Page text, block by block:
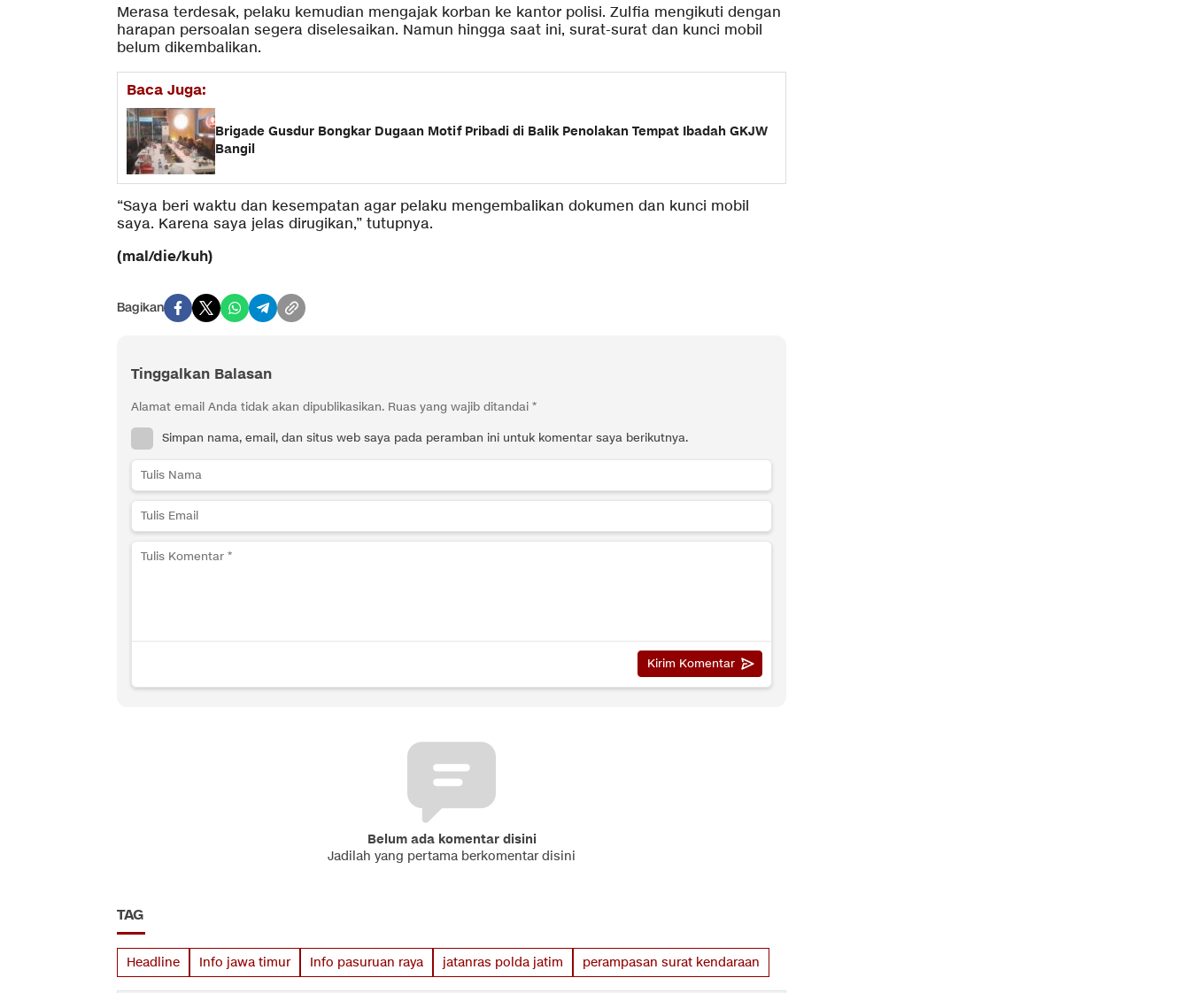
Merasa terdesak, pelaku kemudian mengajak korban ke kantor polisi. Zulfia mengikuti dengan
harapan persoalan segera diselesaikan. Namun hingga saat ini, surat-surat dan kunci mobil
belum dikembalikan.
Baca Juga:
Brigade Gusdur Bongkar Dugaan Motif Pribadi di Balik Penolakan Tempat Ibadah GKJW
Bangil
“Saya beri waktu dan kesempatan agar pelaku mengembalikan dokumen dan kunci mobil
saya. Karena saya jelas dirugikan,” tutupnya.
(mal/die/kuh)
Bagikan
Tinggalkan Balasan
Alamat email Anda tidak akan dipublikasikan. Ruas yang wajib ditandai *
Simpan nama, email, dan situs web saya pada peramban ini untuk komentar saya berikutnya.
Belum ada komentar disini
Jadilah yang pertama berkomentar disini
TAG
Headline Info jawa timur Info pasuruan raya jatanras polda jatim perampasan surat kendaraan